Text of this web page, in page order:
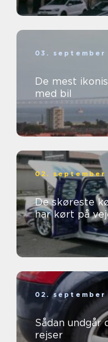
03. september
De mest
med bil
02. september
De skøreste
har kørt på
02. september
Sådan
rejser